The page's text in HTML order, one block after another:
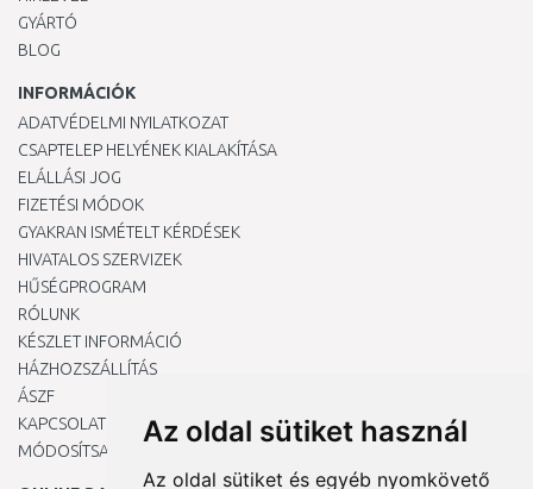
Az oldal sütiket használ
Az oldal sütiket és egyéb nyomkövető
GYÁRTÓ
BLOG
INFORMÁCIÓK
ADATVÉDELMI NYILATKOZAT
CSAPTELEP HELYÉNEK KIALAKÍTÁSA
ELÁLLÁSI JOG
FIZETÉSI MÓDOK
GYAKRAN ISMÉTELT KÉRDÉSEK
HIVATALOS SZERVIZEK
HŰSÉGPROGRAM
RÓLUNK
KÉSZLET INFORMÁCIÓ
HÁZHOZSZÁLLÍTÁS
ÁSZF
KAPCSOLAT
MÓDOSÍTSA A COOKIE-BEÁLLÍTÁSAIMAT